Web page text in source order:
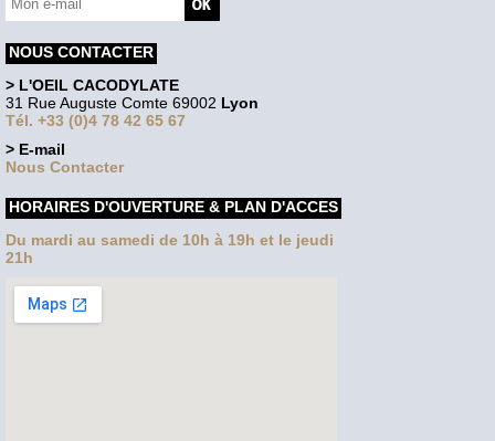
NOUS CONTACTER
> L'OEIL CACODYLATE
31 Rue Auguste Comte 69002 Lyon
Tél. +33 (0)4 78 42 65 67
> E-mail
Nous Contacter
HORAIRES D'OUVERTURE & PLAN D'ACCES
Du mardi au samedi de 10h à 19h et le jeudi
21h